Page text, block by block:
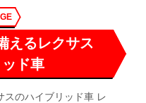
えるレクサス
ド車
スのハイブリッド車 レ